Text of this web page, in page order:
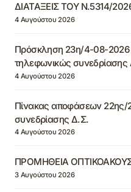
ΔΙΑΤΑΞΕΙΣ ΤΟΥ Ν.5314/
4 Αυγούστου 2026
Πρόσκληση 23η/4-08-2026
τηλεφωνικώς
4 Αυγούστου 2026
Πίνακας αποφάσεων 22ης/
συνεδρίασης Δ.Σ.
4 Αυγούστου 2026
ΠΡΟΜΗΘΕΙΑ
3 Αυγούστου 2026